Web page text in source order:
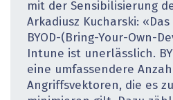
mit der Sensibilisierung
Arkadiusz Kucharski:
BYOD-(Bring-Your-Own-
Intune ist unerlässlich.
eine umfassendere
Angriffsvektoren, die es